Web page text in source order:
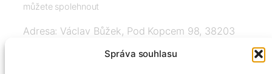
Správa souhlasu
můžete spolehnout
Adresa: Václav Bůžek, Pod Kopcem 98, 38203